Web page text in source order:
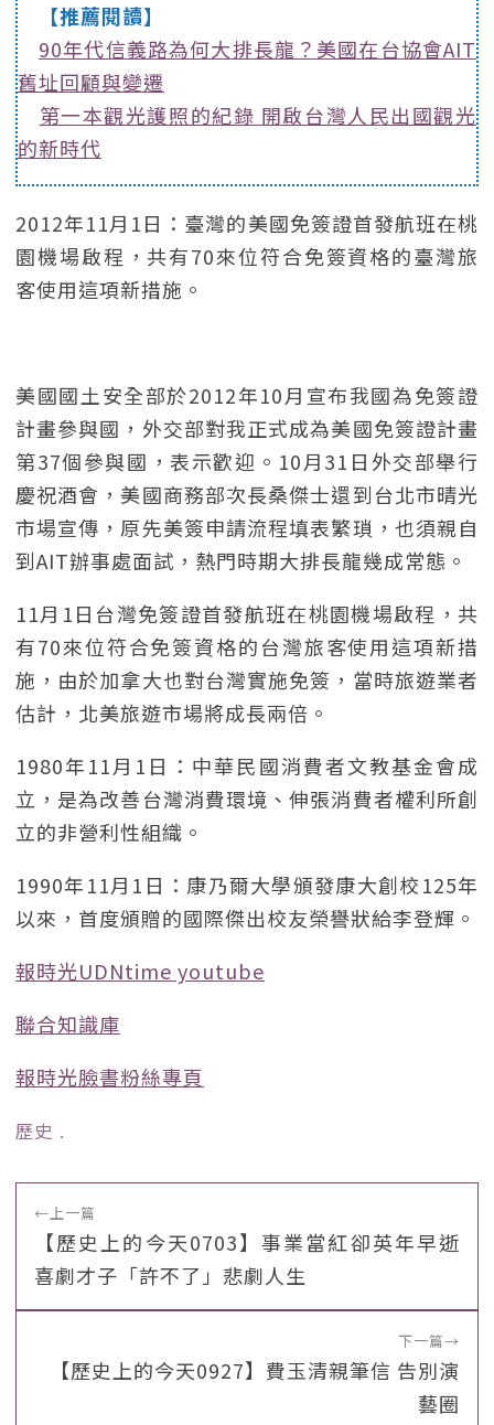
【推薦閱讀】
90年代信義路為何大排長龍？美國在台協會AIT
舊址回顧與變遷
第一本觀光護照的紀錄 開啟台灣人民出國觀光
的新時代
2012年11月1日：臺灣的美國免簽證首發航班在桃
園機場啟程，共有70來位符合免簽資格的臺灣旅
客使用這項新措施。
美國國土安全部於2012年10月宣布我國為免簽證
計畫參與國，外交部對我正式成為美國免簽證計畫
第37個參與國，表示歡迎。10月31日外交部舉行
慶祝酒會，美國商務部次長桑傑士還到台北市晴光
市場宣傳，原先美簽申請流程填表繁瑣，也須親自
到AIT辦事處面試，熱門時期大排長龍幾成常態。
11月1日台灣免簽證首發航班在桃園機場啟程，共
有70來位符合免簽資格的台灣旅客使用這項新措
施，由於加拿大也對台灣實施免簽，當時旅遊業者
估計，北美旅遊市場將成長兩倍。
1980年11月1日：中華民國消費者文教基金會成
立，是為改善台灣消費環境、伸張消費者權利所創
立的非營利性組織。
1990年11月1日：康乃爾大學頒發康大創校125年
以來，首度頒贈的國際傑出校友榮譽狀給李登輝。
報時光UDNtime youtube
聯合知識庫
報時光臉書粉絲專頁
歷史 ﹒
←上一篇
【歷史上的今天0703】事業當紅卻英年早逝
喜劇才子「許不了」悲劇人生
下一篇→
【歷史上的今天0927】費玉清親筆信 告別演
藝圈